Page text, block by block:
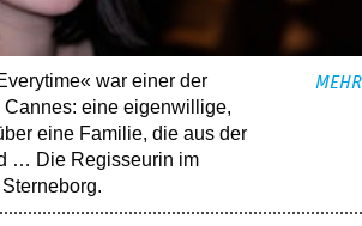
war einer der
eine eigenwillige,
eine ­Familie, die aus der
… Die Regisseurin im
MEHR